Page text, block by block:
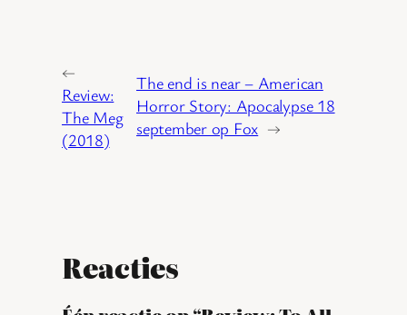
←
Review:
The Meg
(2018)
The end is near – American
Horror Story: Apocalypse 18
september op Fox →
Reacties